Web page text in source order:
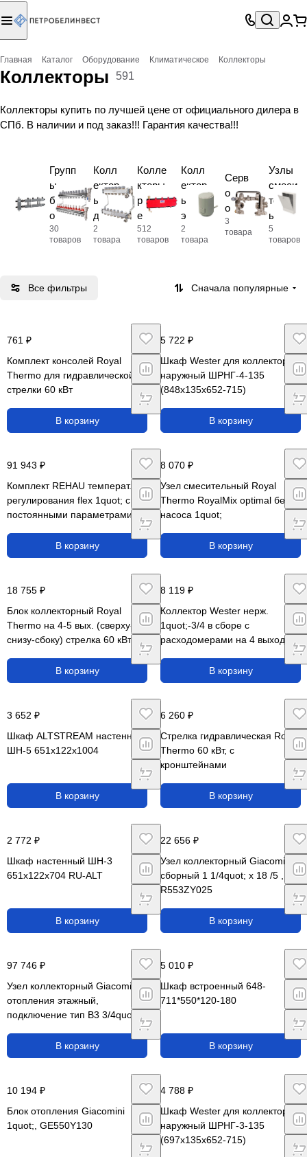
Главная Каталог Оборудование Климатическое Коллекторы
Коллекторы 591
Коллекторы купить по лучшей цене от официального дилера в
СПб. В наличии и под заказ!!! Гарантия качества!!!
Групп
ы
быстр
ого
монта
жа
30
товаров
Колл
ектор
ы
для
тепло
го
2
товара
Колле
кторы
распр
едели
тельн
ые
512
товаров
Колл
ектор
ы
этаж
ные
2
товара
Серв
оприв
оды
3
товара
Узлы
смеси
тельн
ые
5
товаров
Все фильтры Сначала популярные
761 ₽
Комплект консолей Royal
Thermo для гидравлической
стрелки 60 кВт
В корзину
5 722 ₽
Шкаф Wester для коллекторов
наружный ШРНГ-4-135
(848х135х652-715)
В корзину
91 943 ₽
Комплект REHAU температ.
регулирования flex 1quot; с
постоянными параметрами
В корзину
8 070 ₽
Узел смесительный Royal
Thermo RoyalMix optimal без
насоса 1quot;
В корзину
18 755 ₽
Блок коллекторный Royal
Thermo на 4-5 вых. (сверху-
снизу-сбоку) стрелка 60 кВт, с
В корзину
8 119 ₽
Коллектор Wester нерж.
1quot;-3/4 в сборе с
расходомерами на 4 выхода,
В корзину
3 652 ₽
Шкаф ALTSTREAM настенный
ШН-5 651x122x1004
В корзину
6 260 ₽
Стрелка гидравлическая Royal
Thermo 60 кВт, с
кронштейнами
В корзину
2 772 ₽
Шкаф настенный ШН-3
651x122x704 RU-ALT
В корзину
22 656 ₽
Узел коллекторный Giacomini
сборный 1 1/4quot; x 18 /5 ,
R553ZY025
В корзину
97 746 ₽
Узел коллекторный Giacomini
отопления этажный,
подключение тип B3 3/4quot; x
В корзину
5 010 ₽
Шкаф встроенный 648-
711*550*120-180
В корзину
10 194 ₽
Блок отопления Giacomini
1quot;, GE550Y130
4 788 ₽
Шкаф Wester для коллекторов
наружный ШРНГ-3-135
(697х135х652-715)